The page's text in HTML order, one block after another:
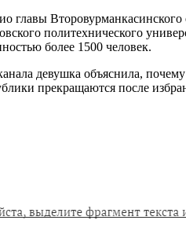
главы
политехнического
более 1500 человек.
девушка объяснила,
прекращаются после